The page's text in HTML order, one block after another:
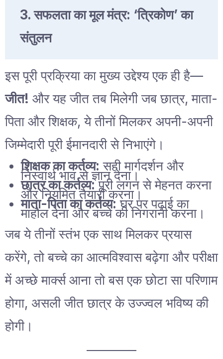
3. सफलता का मूल मंत्र: ‘त्रिकोण’ का
संतुलन
इस पूरी प्रक्रिया का मुख्य उद्देश्य एक ही है—
जीत! और यह जीत तब मिलेगी जब छात्र, माता-
पिता और शिक्षक, ये तीनों मिलकर अपनी-अपनी
जिम्मेदारी पूरी ईमानदारी से निभाएंगे।
शिक्षक का कर्तव्य: सही मार्गदर्शन और
निस्वार्थ भाव से ज्ञान देना।
छात्र का कर्तव्य:पूरी लगन से मेहनत करना
और नियमित तैयारी करना।
माता-पिता का कर्तव्य: घर पर पढ़ाई का
माहौल देना और बच्चे की निगरानी करना।
जब ये तीनों स्तंभ एक साथ मिलकर प्रयास
करेंगे, तो बच्चे का आत्मविश्वास बढ़ेगा और परीक्षा
में अच्छे मार्क्स आना तो बस एक छोटा सा परिणाम
होगा, असली जीत छात्र के उज्ज्वल भविष्य की
होगी।